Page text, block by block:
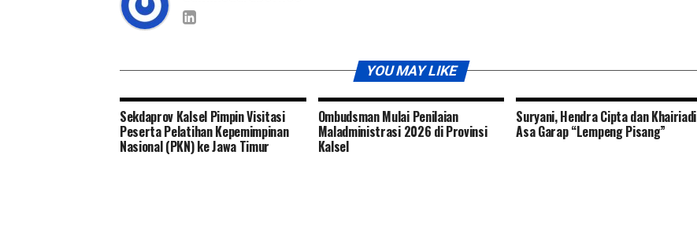
YOU MAY LIKE
Sekdaprov Kalsel Pimpin Visitasi
Peserta Pelatihan Kepemimpinan
Nasional (PKN) ke Jawa Timur
Ombudsman Mulai Penilaian
Maladministrasi 2026 di Provinsi
Kalsel
Suryani, Hendra Cipta dan Khairiadi
Asa Garap “Lempeng Pisang”